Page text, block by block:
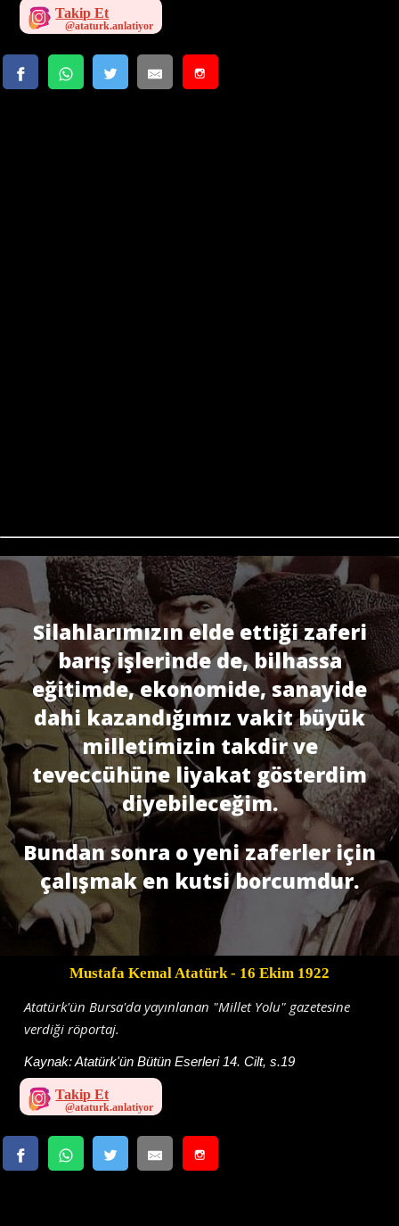
yardım talebine mecbur olursa bu defa gene doğuda Ruslara
karşı bir müdafaa kuvveti bırakıp batıya mı yönelinecek?
ordusunun hali ne olur?
Takip Et
Silahlarımızın elde ettiği zaferi
barış işlerinde de, bilhassa
eğitimde, ekonomide, sanayide
dahi kazandığımız vakit büyük
milletimizin takdir ve
teveccühüne liyakat gösterdim
diyebileceğim.
Bundan sonra o yeni zaferler için
çalışmak en kutsi borcumdur.
Mustafa Kemal Atatürk- 16 Ekim 1922
Atatürk'ün Bursa'da yayınlanan "Millet Yolu" gazetesine
verdiği röportaj.
Kaynak:Atatürk'ün Bütün Eserleri 14. Cilt, s.19
Takip Et